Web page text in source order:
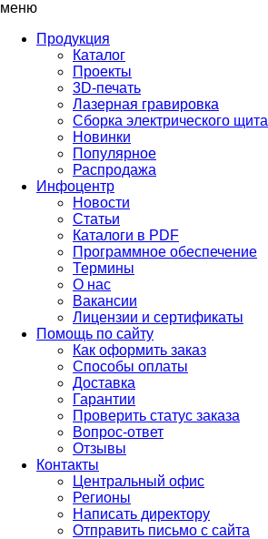
меню
Продукция
Каталог
Проекты
3D-печать
Лазерная гравировка
Сборка электрического щита
Новинки
Популярное
Распродажа
Инфоцентр
Новости
Статьи
Каталоги в PDF
Программное обеспечение
Термины
О нас
Вакансии
Лицензии и сертификаты
Помощь по сайту
Как оформить заказ
Способы оплаты
Доставка
Гарантии
Проверить статус заказа
Вопрос-ответ
Отзывы
Контакты
Центральный офис
Регионы
Написать директору
Отправить письмо с сайта